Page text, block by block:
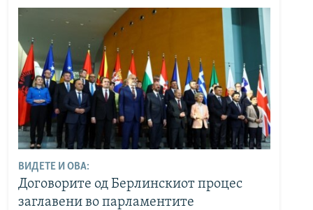
ВИДЕТЕ И ОВА:
Договорите од Берлинскиот процес
заглавени во парламентите